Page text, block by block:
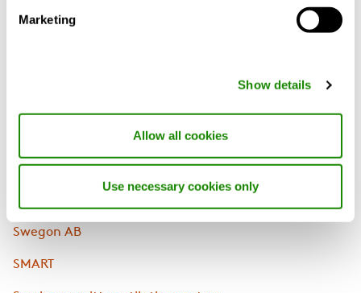
Marketing
Show details
Allow all cookies
Use necessary cookies only
Pollen
Roterande värmåtervinnare
Renovering
Swegon AB
SMART